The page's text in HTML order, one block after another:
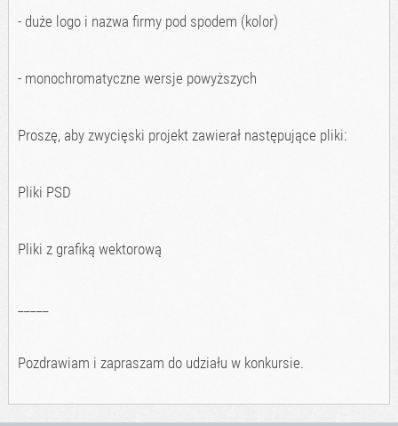
- duże logo i nazwa firmy pod spodem (kolor)
- monochromatyczne wersje powyższych
Proszę, aby zwycięski projekt zawierał następujące pliki:
Pliki PSD
Pliki z grafiką wektorową
Pozdrawiam i zapraszam do udziału w konkursie.